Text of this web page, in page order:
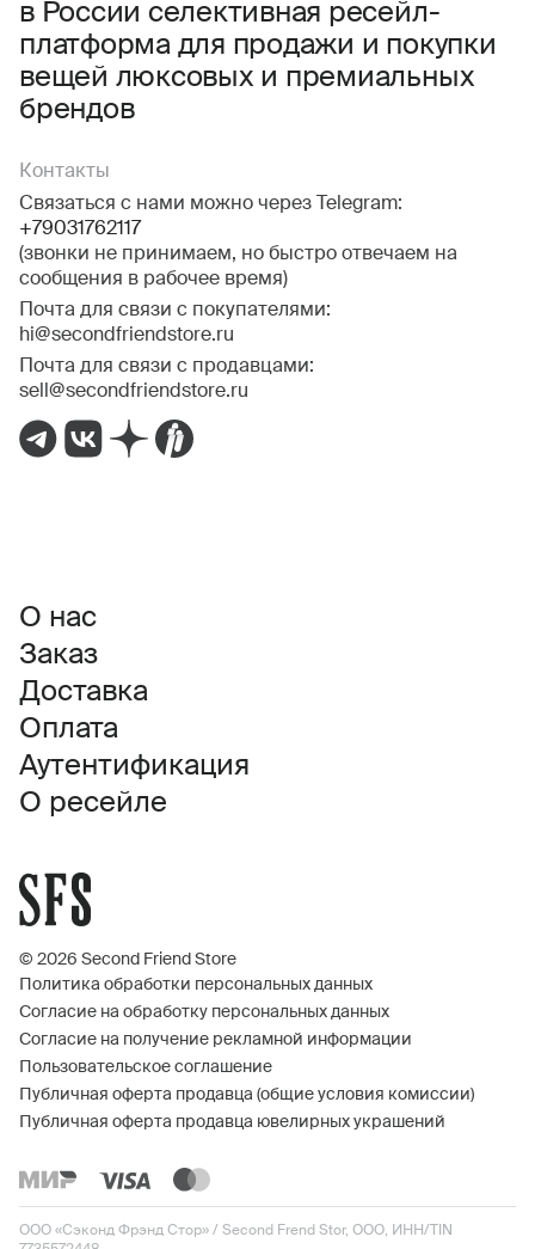
в России селективная ресейл-
платформа для продажи и покупки
вещей люксовых и премиальных
брендов
Контакты
Связаться с нами можно через Telegram:
+79031762117
(звонки не принимаем, но быстро отвечаем на
сообщения в рабочее время)
Почта для связи с покупателями:
hi@secondfriendstore.ru
Почта для связи с продавцами:
sell@secondfriendstore.ru
Даю согласие на получение рекламной информации.
О нас
Заказ
Доставка
Оплата
Аутентификация
О ресейле
© 2026 Second Friend Store
Политика обработки персональных данных
Согласие на обработку персональных данных
Согласие на получение рекламной информации
Пользовательское соглашение
Публичная оферта продавца (общие условия комиссии)
Публичная оферта продавца ювелирных украшений
ООО «Сэконд Фрэнд Стор» / Second Frend Stor, ООО, ИНН/TIN